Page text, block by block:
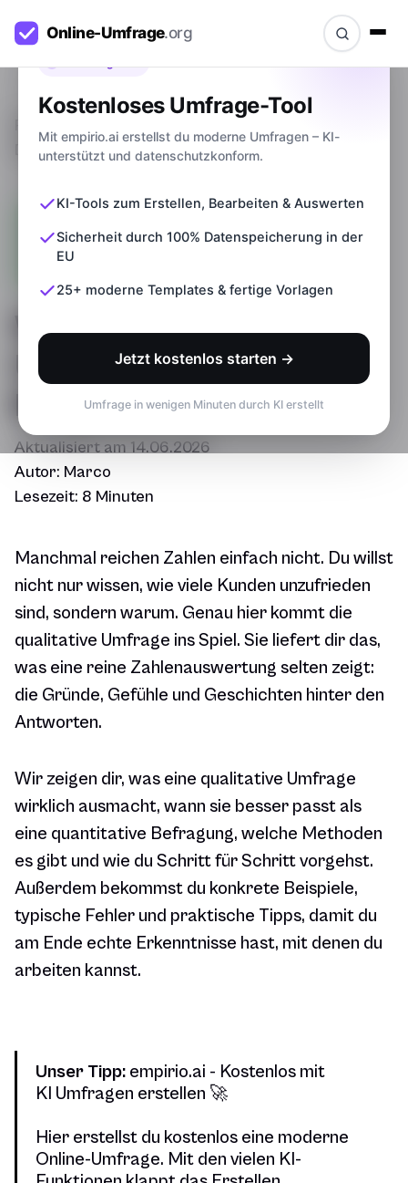
Kostenloses Umfrage-Tool
Mit empirio.ai erstellst du moderne Umfragen – KI-
unterstützt und datenschutzkonform.
KI-Tools zum Erstellen, Bearbeiten & Auswerten
Sicherheit durch 100% Datenspeicherung in der
EU
25+ moderne Templates & fertige Vorlagen
Jetzt kostenlos starten →
Umfrage in wenigen Minuten durch KI erstellt
Definition & Beispiele
Was ist eine qualitative
Umfrage? Definition &
Beispiele
Aktualisiert am 14.06.2026
Autor: Marco
Lesezeit: 8 Minuten
Manchmal reichen Zahlen einfach nicht. Du willst
nicht nur wissen, wie viele Kunden unzufrieden
sind, sondern warum. Genau hier kommt die
qualitative Umfrage ins Spiel. Sie liefert dir das,
was eine reine Zahlenauswertung selten zeigt:
die Gründe, Gefühle und Geschichten hinter den
Antworten.
Wir zeigen dir, was eine qualitative Umfrage
wirklich ausmacht, wann sie besser passt als
eine quantitative Befragung, welche Methoden
es gibt und wie du Schritt für Schritt vorgehst.
Außerdem bekommst du konkrete Beispiele,
typische Fehler und praktische Tipps, damit du
am Ende echte Erkenntnisse hast, mit denen du
arbeiten kannst.
Unser Tipp: empirio.ai - Kostenlos mit
KI Umfragen erstellen 🚀
Hier erstellst du kostenlos eine moderne
Online-Umfrage. Mit den vielen KI-